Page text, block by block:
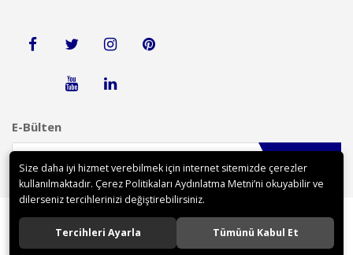
E-Bülten
Size daha iyi hizmet verebilmek için internet sitemizde çerezler
kullanılmaktadır. Çerez Politikaları Aydınlatma Metni’ni okuyabilir ve
dilerseniz tercihlerinizi değiştirebilirsiniz.
Tercihleri Ayarla Tümünü Kabul Et